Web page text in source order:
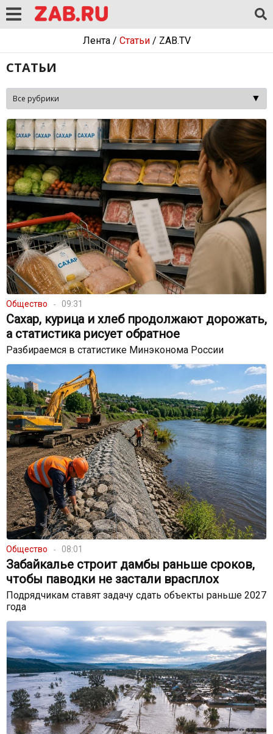
Лента/ Статьи/ ZAB.TV
СТАТЬИ
Общество 09:31
Сахар, курица и хлеб продолжают дорожать,
а статистика рисует обратное
Разбираемся в статистике Минэконома России
Общество 08:01
Забайкалье строит дамбы раньше сроков,
чтобы паводки не застали врасплох
Подрядчикам ставят задачу сдать объекты раньше 2027
года